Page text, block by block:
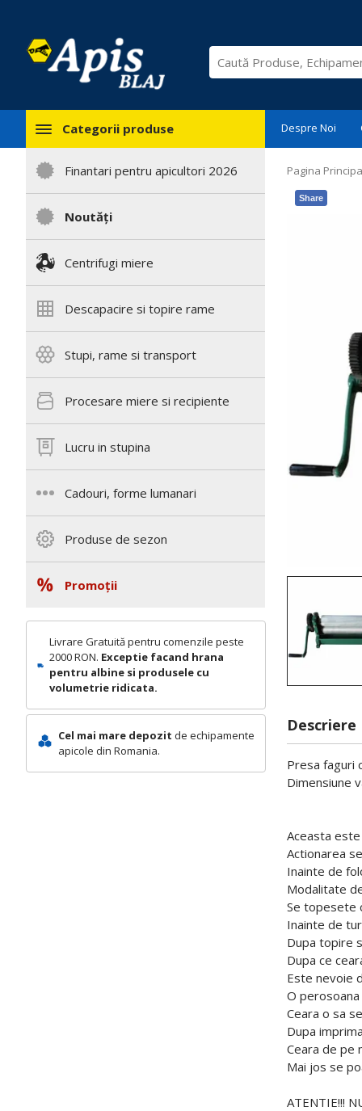
Categorii produse
Finantari pentru apicultori 2026
Noutăți
Centrifugi miere
Descapacire si topire rame
Stupi, rame si transport
Procesare miere si recipiente
Lucru in stupina
Cadouri, forme lumanari
Produse de sezon
Promoții
Despre Noi
Livrare Gratuită pentru comenzile peste
2000 RON. Exceptie facand hrana
pentru albine si produsele cu
volumetrie ridicata.
Cel mai mare depozit de echipamente
apicole din Romania.
Pagina
Share
Descriere
Presa faguri
Dimensiune
Aceasta
Actionarea
Inainte de
Modalitate
Se topesete
Inainte de
Dupa topire
Dupa ce
Este nevoie
O
Ceara o sa
Dupa
Ceara de pe
Mai jos se
ATENTIE!!!